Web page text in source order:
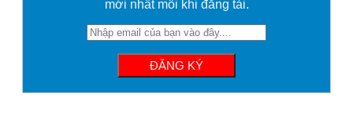
mới nhất mỗi khi đăng tải.